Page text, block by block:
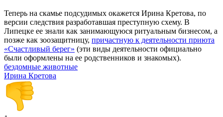
Теперь на скамье подсудимых окажется Ирина Кретова, по
версии следствия разработавшая преступную схему. В
Липецке ее знали как занимающуюся ритуальным бизнесом, а
позже как зоозащитницу, причастную к деятельности приюта
«Счастливый берег» (эти виды деятельности официально
были оформлены на ее родственников и знакомых).
бездомные животные
Ирина Кретова